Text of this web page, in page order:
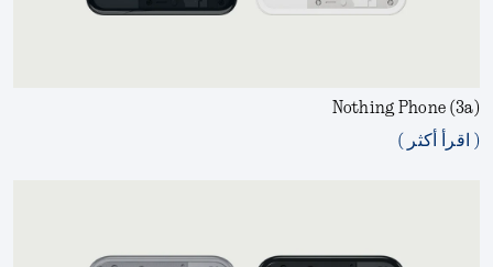
Nothing Phone (3a)
( اقرأ أكثر )